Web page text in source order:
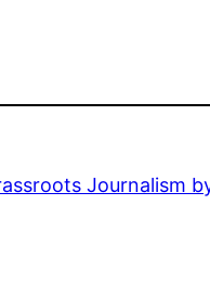
Journalism